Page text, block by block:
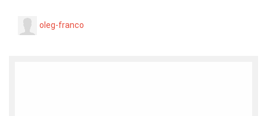
oleg-franco